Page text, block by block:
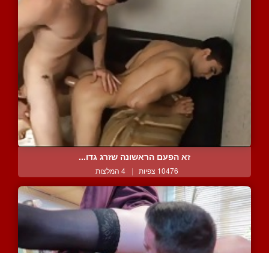
זא הפעם הראשונה שזרג גדו...
10476 צפיות | 4 המלצות